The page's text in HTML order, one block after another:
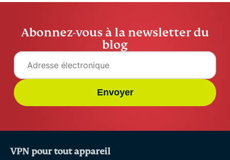
Abonnez-vous à la newsletter du
blog
Envoyer
VPN pour tout appareil